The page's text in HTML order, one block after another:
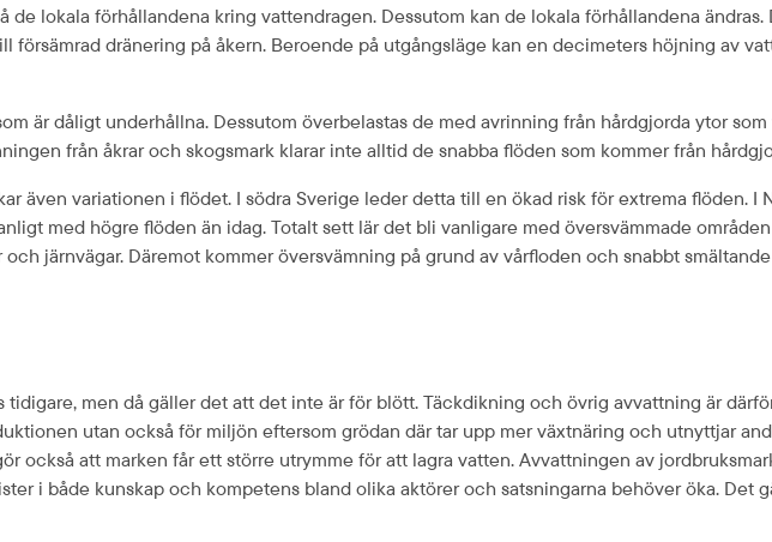
lokala förhållandena kring vattendragen. Dessutom kan de lokala förhållandena ändras.
dränering på åkern. Beroende på utgångsläge kan en decimeters höjning av
är dåligt underhållna. Dessutom överbelastas de med avrinning från hårdgjorda ytor
från åkrar och skogsmark klarar inte alltid de snabba flöden som kommer från
även variationen i flödet. I södra Sverige leder detta till en ökad risk för extrema flöden. I
med högre flöden än idag. Totalt sett lär det bli vanligare med översvämmade
järnvägar. Däremot kommer översvämning på grund av vårfloden och snabbt
tidigare, men då gäller det att det inte är för blött. Täckdikning och övrig avvattning är
utan också för miljön eftersom grödan där tar upp mer växtnäring och utnyttjar
också att marken får ett större utrymme för att lagra vatten. Avvattningen av
i både kunskap och kompetens bland olika aktörer och satsningarna behöver öka. Det